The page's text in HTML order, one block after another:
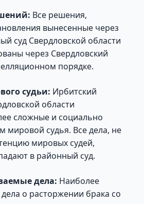
Все решения,
вынесенные через
суд Свердловской области
через Свердловский
порядке.
судьи: Ирбитский
области
сложные и социально
мировой судья. Все дела, не
мировых судей,
в районный суд.
дела: Наиболее
о расторжении брака со